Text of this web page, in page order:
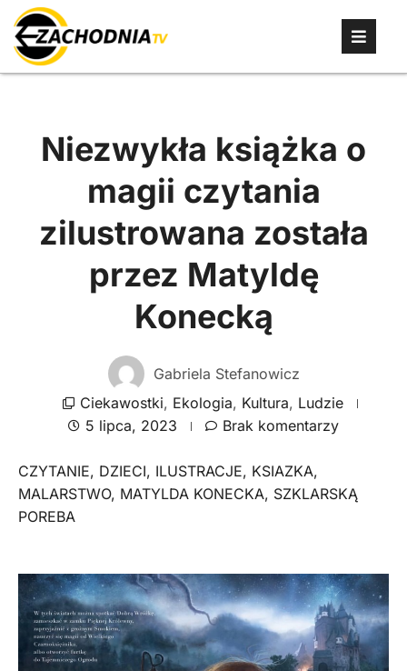
Niezwykła książka o
magii czytania
zilustrowana została
przez Matyldę
Konecką
Gabriela Stefanowicz
Ciekawostki, Ekologia, Kultura, Ludzie
5 lipca, 2023
Brak komentarzy
CZYTANIE, DZIECI, ILUSTRACJE, KSIAZKA,
MALARSTWO, MATYLDA KONECKA, SZKLARSKĄ
POREBA